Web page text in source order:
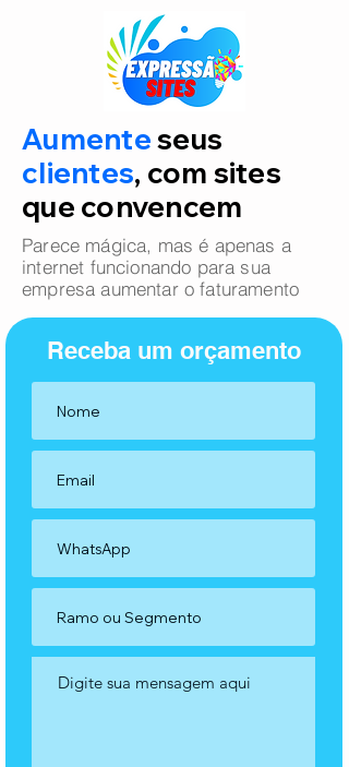
Aumenteseus
clientes, com sites
que convencem
Parece mágica, mas é apenas a
internet funcionando para sua
empresa aumentar o faturamento
Receba um orçamento